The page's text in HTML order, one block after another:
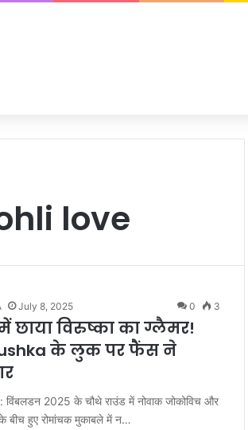
love
July 8, 2025 0 3
छाया विरुष्का का ग्लैमर!
के लुक पर फैंस ने
2025 के चौथे राउंड में नोवाक जोकोविच और
बीच हुए रोमांचक मुकाबले में न…